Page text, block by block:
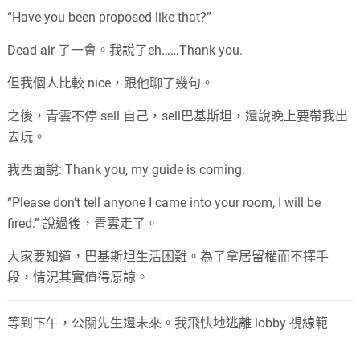
“Have you been proposed like that?”
Dead air 了一會。我說了eh……Thank you.
但我個人比較 nice，跟他聊了幾句。
之後，青雲不停 sell 自己，sell巴基斯坦，還說晚上要帶我出
去玩。
我西面說: Thank you, my guide is coming.
“Please don’t tell anyone I came into your room, I will be
fired.” 說過後，青雲走了。
大家要知道，巴基斯坦生活困難。為了拿居留權而不擇手
段，情況其實值得原諒。
等到下午，公關先生還未來。我飛快地逃離 lobby 視線範